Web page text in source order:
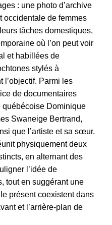
: une photo d’archive
occidentale de femmes
tâches domestiques,
où l’on peut voir
et habillées de
stylés à
l’objectif. Parmi les
de documentaires
québécoise Dominique
Swaneige Bertrand,
que l’artiste et sa sœur.
physiquement deux
en alternant des
l’idée de
tout en suggérant une
présent coexistent dans
et l’arrière-plan de